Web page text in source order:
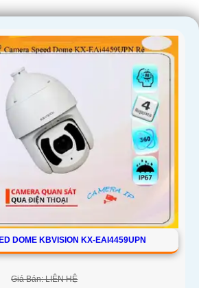
DOME KBVISION KX-EAI4459UPN
Giá Bán: LIÊN HỆ